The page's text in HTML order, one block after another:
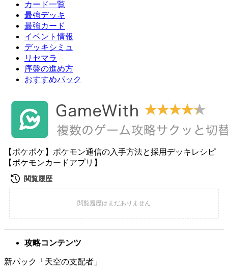
カード一覧
最強デッキ
最強カード
イベント情報
デッキシミュ
リセマラ
序盤の進め方
おすすめパック
【ポケポケ】ポケモン通信の入手方法と採用デッキレシピ
【ポケモンカードアプリ】
攻略コンテンツ
新パック「天空の支配者」